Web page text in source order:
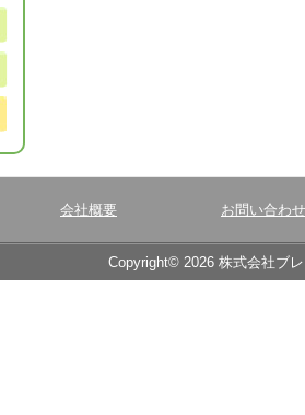
会社概要 お問い合わせ
Copyright© 2026 株式会社ブ